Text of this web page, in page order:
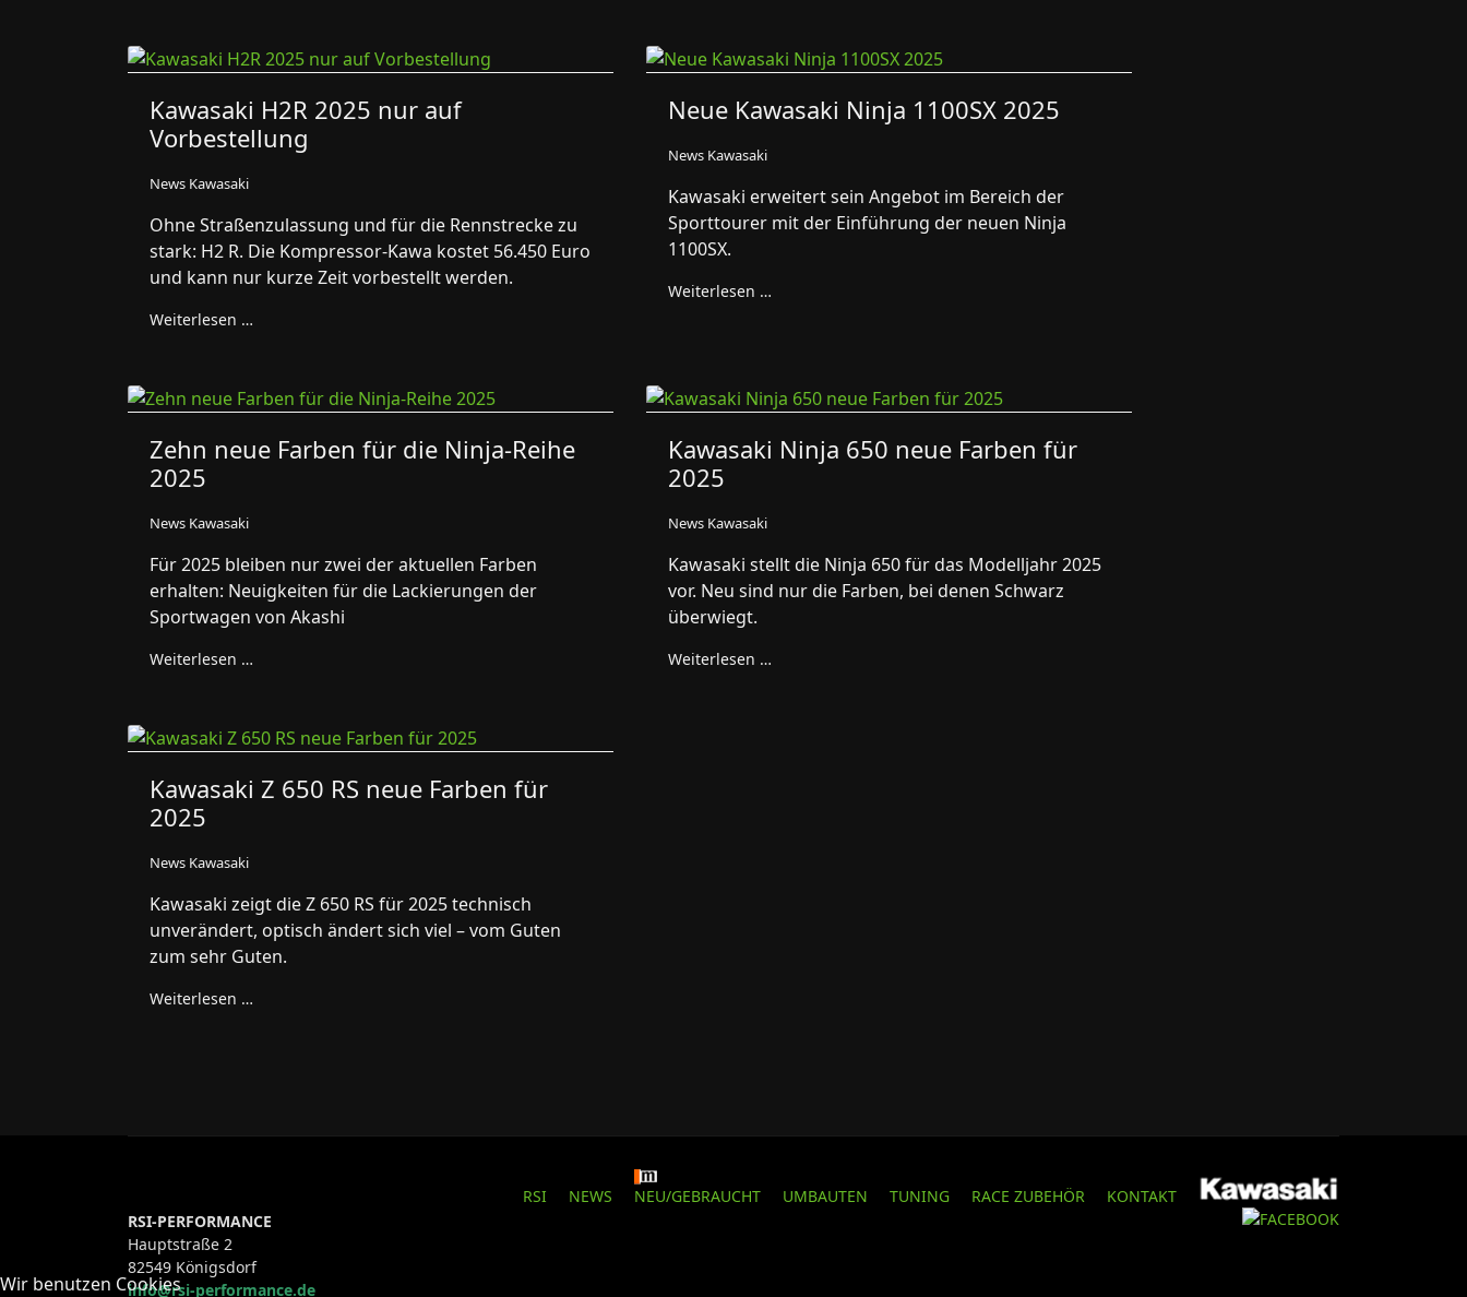
Kawasaki H2R 2025 nur auf
Vorbestellung
News Kawasaki
Ohne Straßenzulassung und für die Rennstrecke zu
stark: H2 R. Die Kompressor-Kawa kostet 56.450 Euro
und kann nur kurze Zeit vorbestellt werden.
Weiterlesen …
Neue Kawasaki Ninja 1100SX 2025
News Kawasaki
Kawasaki erweitert sein Angebot im Bereich der
Sporttourer mit der Einführung der neuen Ninja
1100SX.
Weiterlesen …
Zehn neue Farben für die Ninja-Reihe
2025
News Kawasaki
Für 2025 bleiben nur zwei der aktuellen Farben
erhalten: Neuigkeiten für die Lackierungen der
Sportwagen von Akashi
Weiterlesen …
Kawasaki Ninja 650 neue Farben für
2025
News Kawasaki
Kawasaki stellt die Ninja 650 für das Modelljahr 2025
vor. Neu sind nur die Farben, bei denen Schwarz
überwiegt.
Weiterlesen …
Kawasaki Z 650 RS neue Farben für
2025
News Kawasaki
Kawasaki zeigt die Z 650 RS für 2025 technisch
unverändert, optisch ändert sich viel – vom Guten
zum sehr Guten.
Weiterlesen …
RSI-PERFORMANCE
Hauptstraße 2
82549 Königsdorf
info@rsi-performance.de
RSI NEWS NEU/GEBRAUCHT UMBAUTEN TUNING RACE ZUBEHÖR KONTAKT
Wir benutzen Cookies